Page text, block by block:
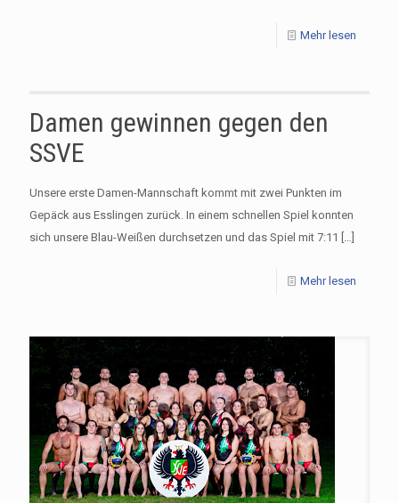
Mehr lesen
Damen gewinnen gegen den
SSVE
Unsere erste Damen-Mannschaft kommt mit zwei Punkten im
Gepäck aus Esslingen zurück. In einem schnellen Spiel konnten
sich unsere Blau-Weißen durchsetzen und das Spiel mit 7:11 […]
Mehr lesen